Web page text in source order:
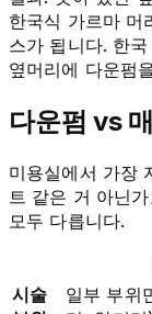
한국식 가르마 머
스가 됩니다. 한
옆머리에 다운펌
다운펌 vs
미용실에서 가장
트 같은 거 아닌
모두 다릅니다.
시술
일부 부위